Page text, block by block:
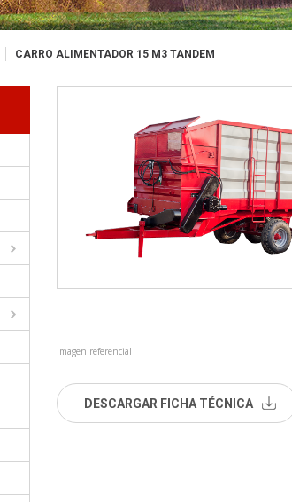
CARRO ALIMENTADOR 15 M3 TANDEM
Imagen referencial
DESCARGAR FICHA TÉCNICA